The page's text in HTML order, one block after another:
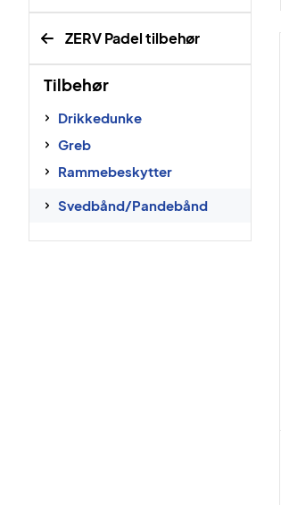
ZERV Padel tilbehør
Tilbehør
Drikkedunke
Greb
Rammebeskytter
Svedbånd/Pandebånd